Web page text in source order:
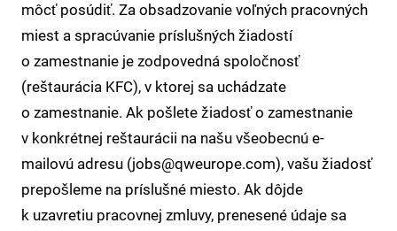
môcť posúdiť. Za obsadzovanie voľných pracovných
miest a spracúvanie príslušných žiadostí
o zamestnanie je zodpovedná spoločnosť
(reštaurácia KFC), v ktorej sa uchádzate
o zamestnanie. Ak pošlete žiadosť o zamestnanie
v konkrétnej reštaurácii na našu všeobecnú e-
mailovú adresu (jobs@qweurope.com), vašu žiadosť
prepošleme na príslušné miesto. Ak dôjde
k uzavretiu pracovnej zmluvy, prenesené údaje sa